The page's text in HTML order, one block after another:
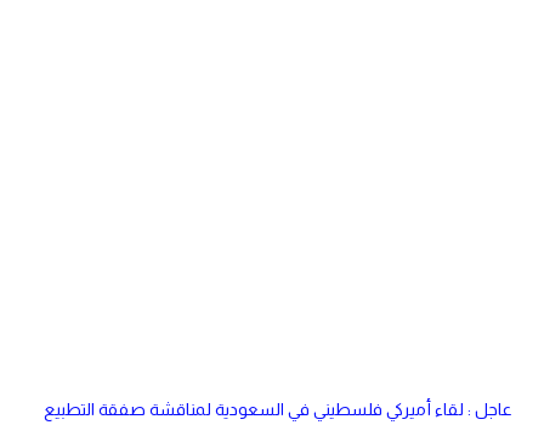
عاجل : لقاء أميركي فلسطيني في السعودية لمناقشة صفقة التطبيع